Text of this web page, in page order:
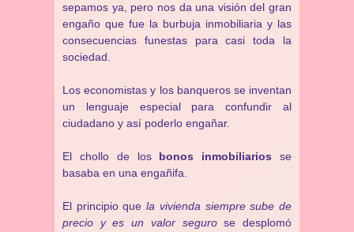
sepamos ya, pero nos da una visión del gran
engaño que fue la burbuja inmobiliaria y las
consecuencias funestas para casi toda la
sociedad.
Los economistas y los banqueros se inventan
un lenguaje especial para confundir al
ciudadano y así poderlo engañar.
El chollo de los bonos inmobiliarios se
basaba en una engañifa.
El principio que la vivienda siempre sube de
precio y es un valor segurose desplomó